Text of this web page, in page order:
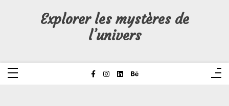
Explorer les mystères de
l’univers